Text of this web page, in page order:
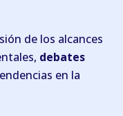
de los alcances
debates
en la